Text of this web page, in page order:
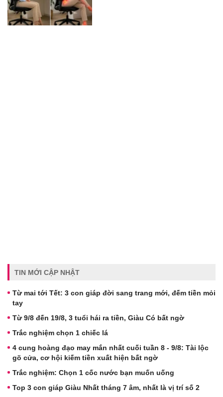
TIN MỚI CẬP NHẬT
Từ mai tới Tết: 3 con giáp đời sang trang mới, đếm tiền mỏi
tay
Từ 9/8 đến 19/8, 3 tuổi hái ra tiền, Giàu Có bất ngờ
Trắc nghiệm chọn 1 chiếc lá
4 cung hoàng đạo may mắn nhất cuối tuần 8 - 9/8: Tài lộc
gõ cửa, cơ hội kiếm tiền xuất hiện bất ngờ
Trắc nghiệm: Chọn 1 cốc nước bạn muốn uống
Top 3 con giáp Giàu Nhất tháng 7 âm, nhất là vị trí số 2